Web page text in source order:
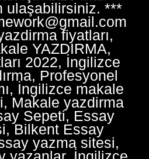
ulaşabilirsiniz. ***
fiyatları,
YAZDIRMA,
2022, İngilizce
Profesyonel
İngilizce makale
Makale yazdirma
Sepeti, Essay
Bilkent Essay
yazma sitesi,